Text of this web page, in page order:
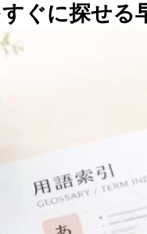
ぐに探せる